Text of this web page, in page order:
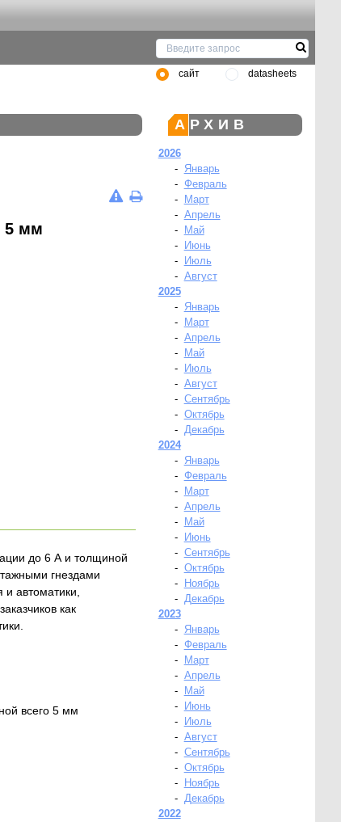
сайт datasheets
5 мм
до 6 А и толщиной
гнездами
и автоматики,
как
всего 5 мм
АРХИВ
2026
-
Январь
- Февраль
-
Март
- Апрель
-
Май
-
Июнь
-
Июль
- Август
2025
-
Январь
-
Март
- Апрель
-
Май
-
Июль
- Август
- Сентябрь
- Октябрь
- Декабрь
2024
-
Январь
- Февраль
-
Март
- Апрель
-
Май
-
Июнь
- Сентябрь
- Октябрь
-
Ноябрь
- Декабрь
2023
-
Январь
- Февраль
-
Март
- Апрель
-
Май
-
Июнь
-
Июль
- Август
- Сентябрь
- Октябрь
-
Ноябрь
- Декабрь
2022